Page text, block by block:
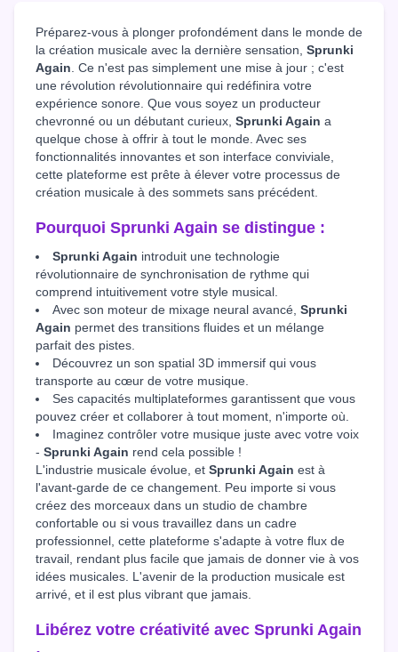
Préparez-vous à plonger profondément dans le monde de
la création musicale avec la dernière sensation, Sprunki
Again. Ce n'est pas simplement une mise à jour ; c'est
une révolution révolutionnaire qui redéfinira votre
expérience sonore. Que vous soyez un producteur
chevronné ou un débutant curieux, Sprunki Again a
quelque chose à offrir à tout le monde. Avec ses
fonctionnalités innovantes et son interface conviviale,
cette plateforme est prête à élever votre processus de
création musicale à des sommets sans précédent.
Pourquoi Sprunki Again se distingue :
Sprunki Again introduit une technologie
révolutionnaire de synchronisation de rythme qui
comprend intuitivement votre style musical.
Avec son moteur de mixage neural avancé, Sprunki
Again permet des transitions fluides et un mélange
parfait des pistes.
Découvrez un son spatial 3D immersif qui vous
transporte au cœur de votre musique.
Ses capacités multiplateformes garantissent que vous
pouvez créer et collaborer à tout moment, n'importe où.
Imaginez contrôler votre musique juste avec votre voix
- Sprunki Again rend cela possible !
L'industrie musicale évolue, et Sprunki Again est à
l'avant-garde de ce changement. Peu importe si vous
créez des morceaux dans un studio de chambre
confortable ou si vous travaillez dans un cadre
professionnel, cette plateforme s'adapte à votre flux de
travail, rendant plus facile que jamais de donner vie à vos
idées musicales. L'avenir de la production musicale est
arrivé, et il est plus vibrant que jamais.
Libérez votre créativité avec Sprunki Again